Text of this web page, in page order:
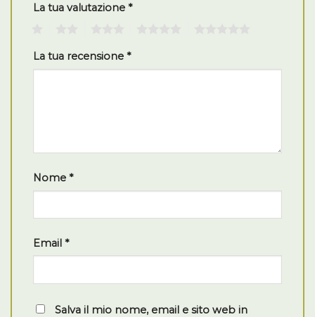
La tua valutazione *
La tua recensione *
Nome *
Email *
Salva il mio nome, email e sito web in